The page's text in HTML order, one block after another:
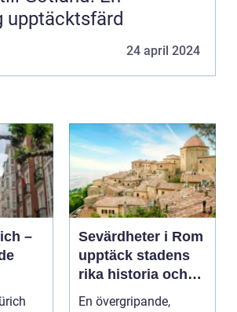
upptäcktsfärd
24 april 2024
–
Sevärdheter i Rom
upptäck stadens
rika historia och
kulturella skatter
En övergripande,